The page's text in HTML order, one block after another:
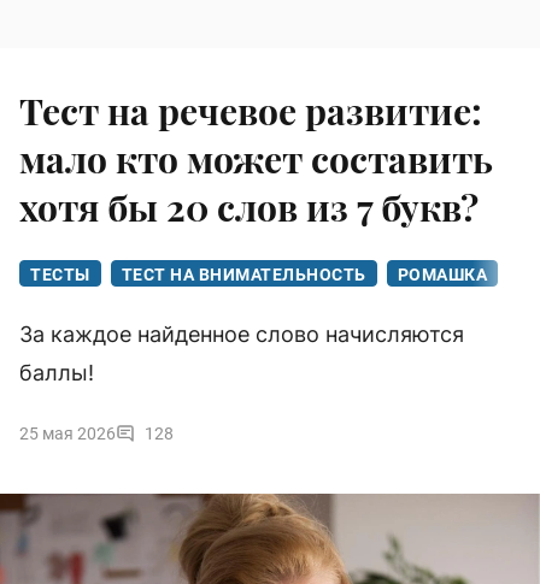
Тест на речевое развитие:
мало кто может составить
хотя бы 20 слов из 7 букв?
ТЕСТЫ ТЕСТ НА ВНИМАТЕЛЬНОСТЬ РОМАШКА
За каждое найденное слово начисляются
баллы!
25 мая 2026 128